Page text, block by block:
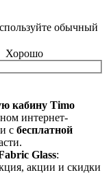
обычный
Хорошо
кабину Timo
интернет-
с бесплатной
Glass:
акции и скидки